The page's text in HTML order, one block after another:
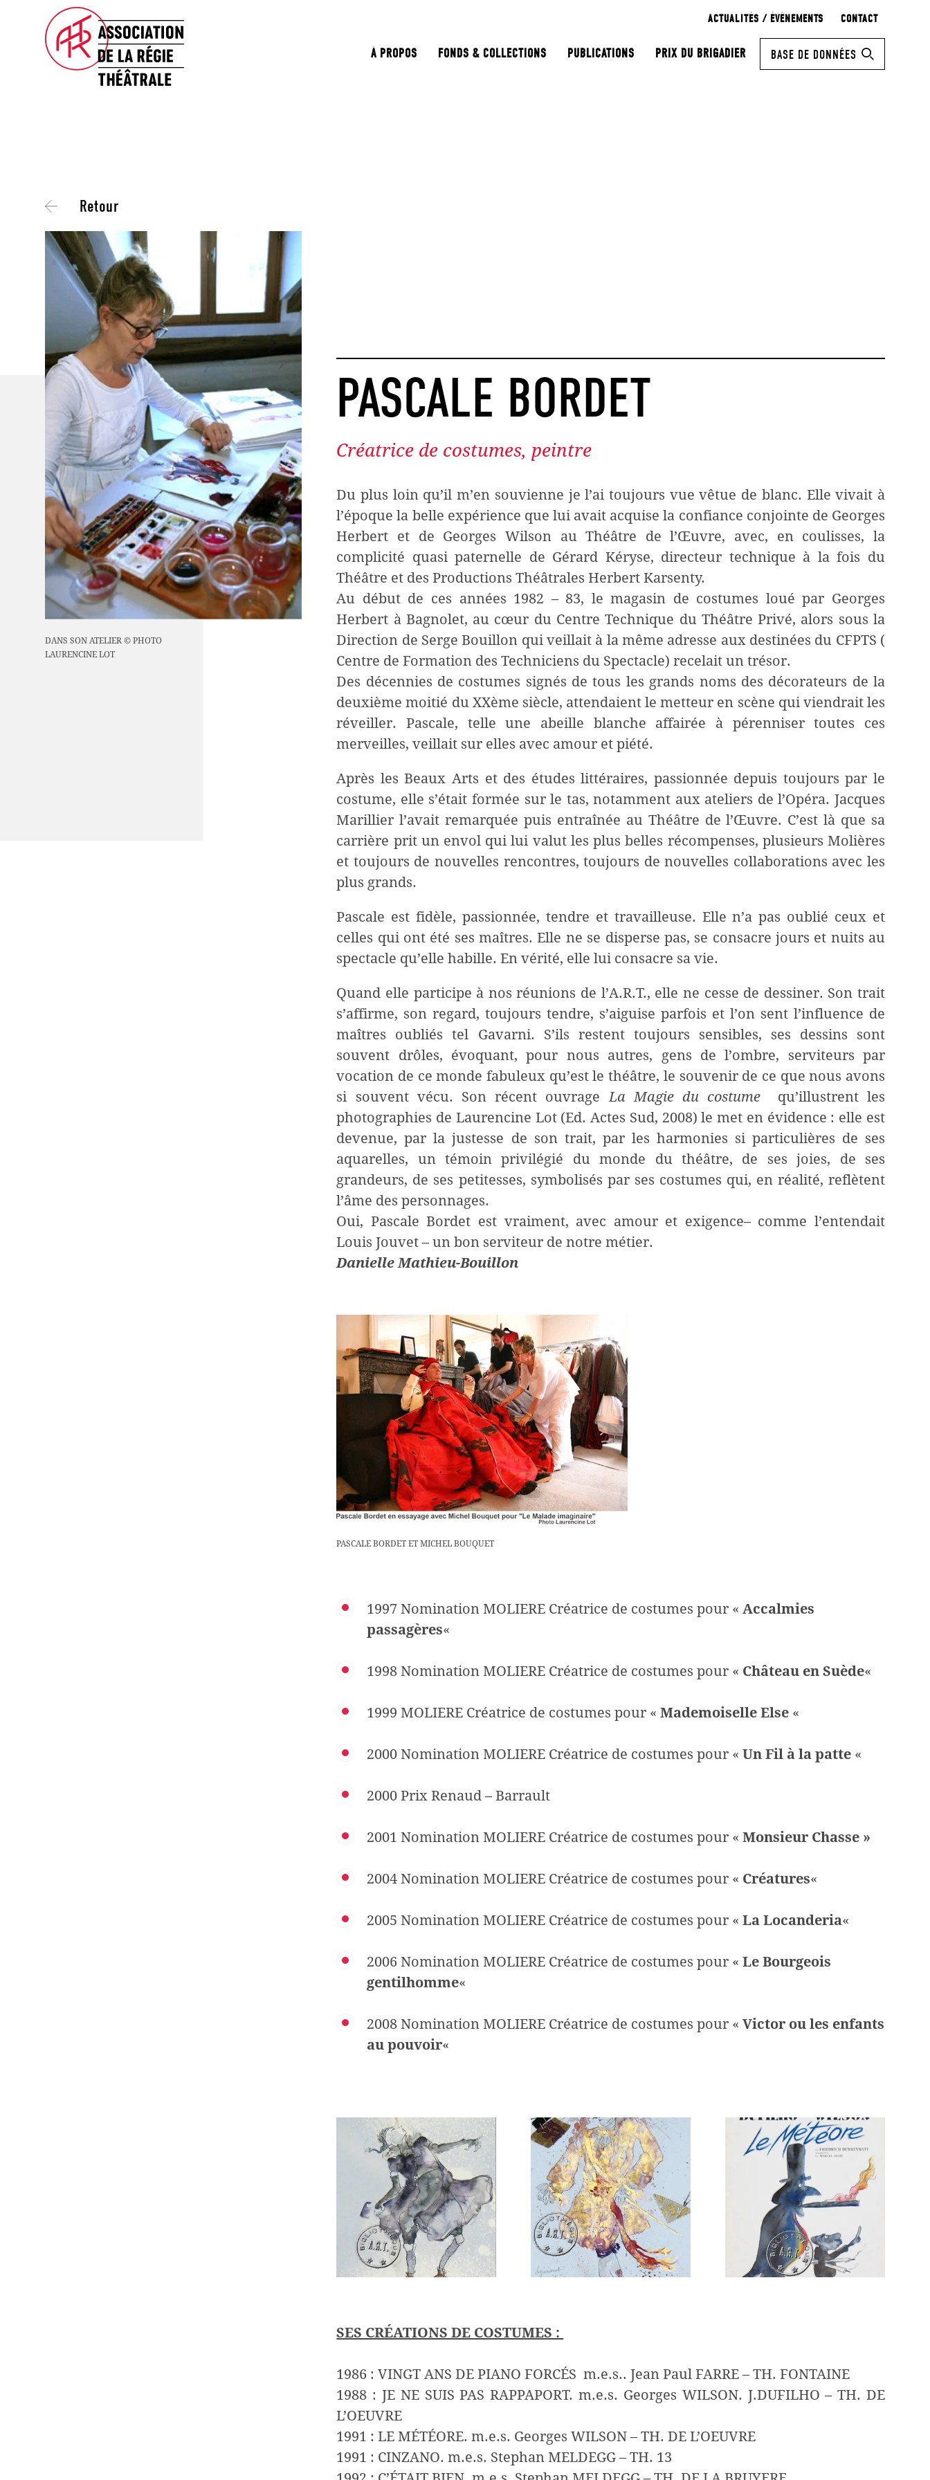
ACTUALITÉS / ÉVÉNEMENTS CONTACT
À PROPOS FONDS & COLLECTIONS PUBLICATIONS PRIX DU BRIGADIER BASE DE DONNÉES
PASCALE BORDET
Créatrice de costumes, peintre
Retour
DANS SON ATELIER © PHOTO
LAURENCINE LOT
Du plus loin qu’il m’en souvienne je l’ai toujours vue vêtue de blanc. Elle vivait à
l’époque la belle expérience que lui avait acquise la confiance conjointe de Georges
Herbert et de Georges Wilson au Théâtre de l’Œuvre, avec, en coulisses, la
complicité quasi paternelle de Gérard Kéryse, directeur technique à la fois du
Théâtre et des Productions Théâtrales Herbert Karsenty.
Au début de ces années 1982 – 83, le magasin de costumes loué par Georges
Herbert à Bagnolet, au cœur du Centre Technique du Théâtre Privé, alors sous la
Direction de Serge Bouillon qui veillait à la même adresse aux destinées du CFPTS (
Centre de Formation des Techniciens du Spectacle) recelait un trésor.
Des décennies de costumes signés de tous les grands noms des décorateurs de la
deuxième moitié du XXème siècle, attendaient le metteur en scène qui viendrait les
réveiller. Pascale, telle une abeille blanche affairée à pérenniser toutes ces
merveilles, veillait sur elles avec amour et piété.
Après les Beaux Arts et des études littéraires, passionnée depuis toujours par le
costume, elle s’était formée sur le tas, notamment aux ateliers de l’Opéra. Jacques
Marillier l’avait remarquée puis entraînée au Théâtre de l’Œuvre. C’est là que sa
carrière prit un envol qui lui valut les plus belles récompenses, plusieurs Molières
et toujours de nouvelles rencontres, toujours de nouvelles collaborations avec les
plus grands.
Pascale est fidèle, passionnée, tendre et travailleuse. Elle n’a pas oublié ceux et
celles qui ont été ses maîtres. Elle ne se disperse pas, se consacre jours et nuits au
spectacle qu’elle habille. En vérité, elle lui consacre sa vie.
Quand elle participe à nos réunions de l’A.R.T., elle ne cesse de dessiner. Son trait
s’affirme, son regard, toujours tendre, s’aiguise parfois et l’on sent l’influence de
maîtres oubliés tel Gavarni. S’ils restent toujours sensibles, ses dessins sont
souvent drôles, évoquant, pour nous autres, gens de l’ombre, serviteurs par
vocation de ce monde fabuleux qu’est le théâtre, le souvenir de ce que nous avons
si souvent vécu. Son récent ouvrageLa Magie du costume qu’illustrent les
photographies de Laurencine Lot (Ed. Actes Sud, 2008) le met en évidence : elle est
devenue, par la justesse de son trait, par les harmonies si particulières de ses
aquarelles, un témoin privilégié du monde du théâtre, de ses joies, de ses
grandeurs, de ses petitesses, symbolisés par ses costumes qui, en réalité, reflètent
l’âme des personnages.
Oui, Pascale Bordet est vraiment, avec amour et exigence– comme l’entendait
Louis Jouvet – un bon serviteur de notre métier.
Danielle Mathieu-Bouillon
PASCALE BORDET ET MICHEL BOUQUET
1997 Nomination MOLIERE Créatrice de costumes pour «Accalmies
passagères«
1998 Nomination MOLIERE Créatrice de costumes pour « Château en Suède«
1999 MOLIERE Créatrice de costumes pour «Mademoiselle Else «
2000 Nomination MOLIERE Créatrice de costumes pour «Un Fil à la patte «
2000 Prix Renaud – Barrault
2001 Nomination MOLIERE Créatrice de costumes pour «Monsieur Chasse »
2004 Nomination MOLIERE Créatrice de costumes pour « Créatures«
2005 Nomination MOLIERE Créatrice de costumes pour «La Locanderia«
2006 Nomination MOLIERE Créatrice de costumes pour «Le Bourgeois
gentilhomme«
2008 Nomination MOLIERE Créatrice de costumes pour «Victor ou les enfants
au pouvoir«
SES CRÉATIONS DE COSTUMES :
1986 : VINGT ANS DE PIANO FORCÉS m.e.s.. Jean Paul FARRE – TH. FONTAINE
1988 : JE NE SUIS PAS RAPPAPORT. m.e.s. Georges WILSON. J.DUFILHO – TH. DE
L’OEUVRE
1991 : LE MÉTÉORE. m.e.s. Georges WILSON – TH. DE L’OEUVRE
1991 : CINZANO. m.e.s. Stephan MELDEGG – TH. 13